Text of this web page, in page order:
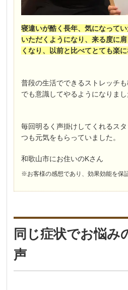
寝違いが酷く長年、気になって
いただくようになり、来る度に
くなり、以前と比べてとても楽に
普段の生活でできるストレッチ
でも意識してやるようになりまし
毎回明るく声掛けしてくれるス
つも元気をもらっていました。
和歌山市にお住いのKさん
※お客様の感想であり、効果効能を保
同じ症状でお悩み
声